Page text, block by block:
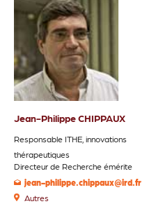
Jean-Philippe CHIPPAUX
Responsable ITHE, innovations
thérapeutiques
Directeur de Recherche émérite
jean-philippe.chippaux@ird.fr
Autres